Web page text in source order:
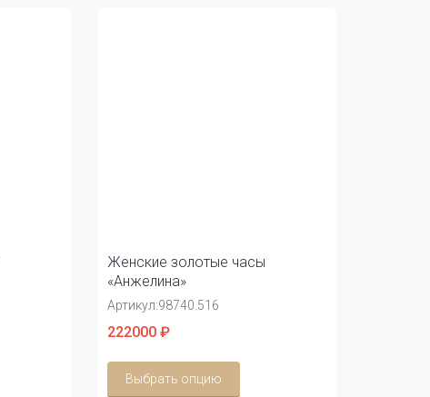
Женские золотые часы
«Анжелина»
Артикул:98740.516
222000 ₽
Выбрать опцию